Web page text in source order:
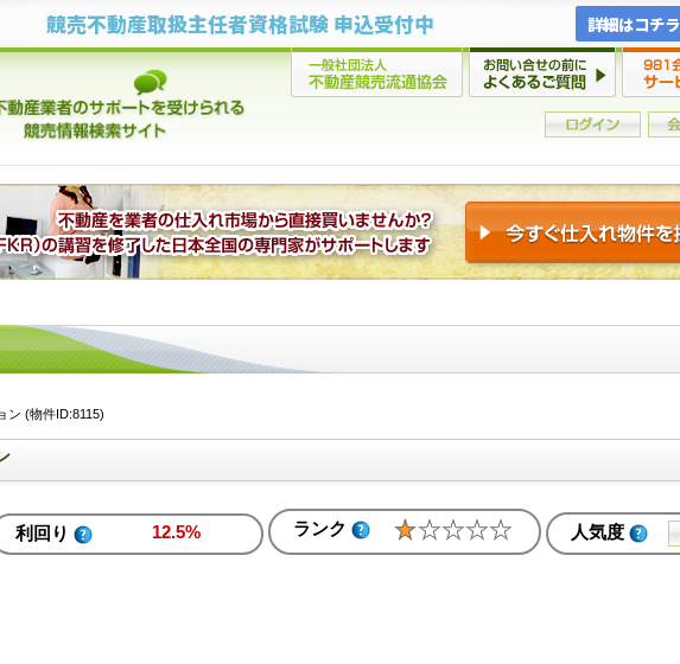
競売不動産取扱主任者資格試験 申込受付中 詳細はコチラ
ン (物件ID:8115)
利回り 12.5% ランク 人気度